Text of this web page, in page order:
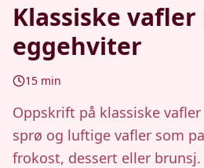
Klassiske vafler
eggehviter
15 min
Oppskrift på klassiske
sprø og luftige vafler som
frokost, dessert eller brunsj.